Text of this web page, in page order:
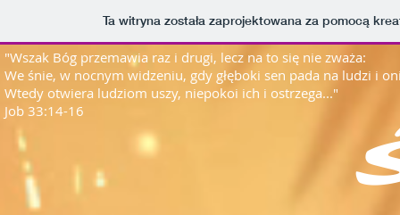
Ta witryna została zaprojektowana za pomocą
"Wszak Bóg przemawia raz i drugi, lecz na to się nie zważa:
We śnie, w nocnym widzeniu, gdy głęboki sen pada na ludzi i
Wtedy otwiera ludziom uszy, niepokoi ich i ostrzega..."
Job 33:14-16